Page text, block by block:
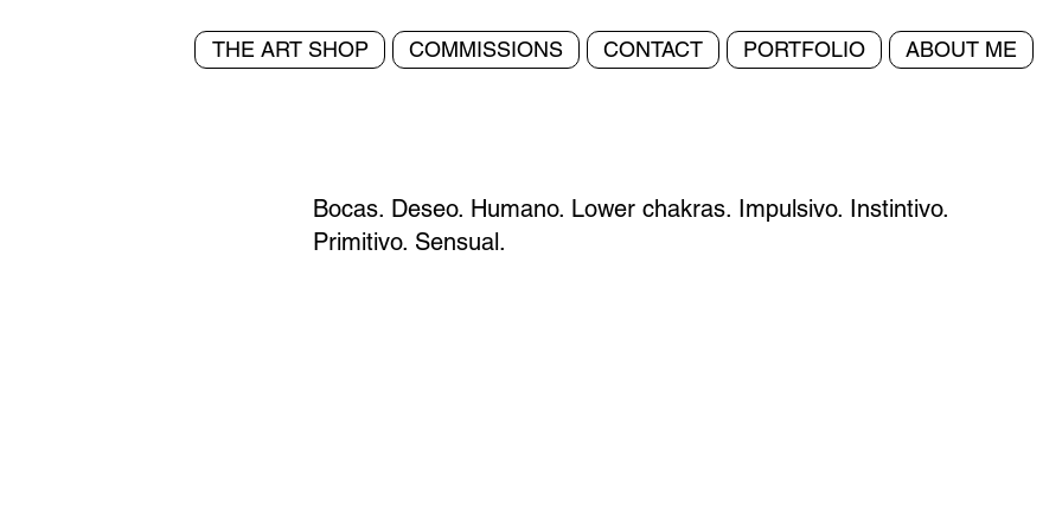
THE ART SHOP COMMISSIONS CONTACT PORTFOLIO ABOUT ME
Bocas. Deseo. Humano. Lower chakras. Impulsivo. Instintivo.
Primitivo. Sensual.